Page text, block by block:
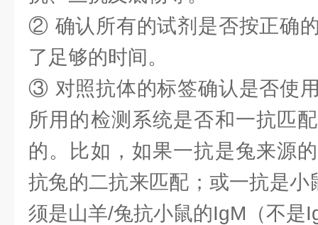
② 确认所有的试剂是否按正确
了足够的时间。
③ 对照抗体的标签确认是否使
所用的检测系统是否和一抗匹
的。比如，如果一抗是兔来源
抗兔的二抗来匹配；或一抗是
须是山羊/兔抗小鼠的IgM（不是